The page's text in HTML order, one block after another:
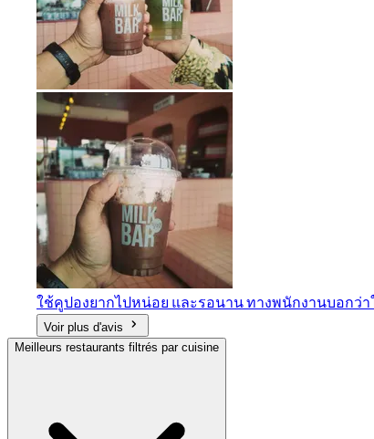
ใช้คูปอง​ยากไปหน่อย​ และรอนาน​ ทางพนักงานบอกว่
Voir plus d'avis
Meilleurs restaurants filtrés par cuisine